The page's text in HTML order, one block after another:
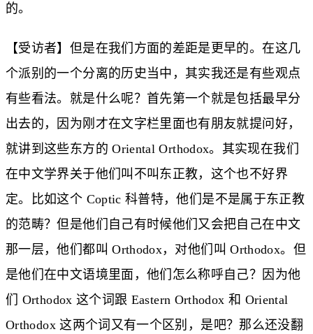
的。
【受访者】但是在我们方面的差距是更早的。在这几
个派别的一个分离的历史当中，其实我还是有些观点
有些看法。就是什么呢？首先第一个就是包括最早分
出去的，因为刚才在文字栏里面也有朋友就提问好，
就讲到这些东方的 Oriental Orthodox。其实现在我们
在中文学界关于他们叫不叫东正教，这个也不好界
定。比如这个 Coptic 科普特，他们是不是属于东正教
的范畴？但是他们自己有时候他们又会把自己在中文
那一层，他们都叫 Orthodox，对他们叫 Orthodox。但
是他们在中文语境里面，他们怎么称呼自己？因为他
们 Orthodox 这个词跟 Eastern Orthodox 和 Oriental
Orthodox 这两个词又有一个区别，是吧？那么还没翻